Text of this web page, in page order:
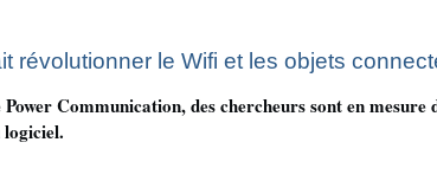
révolutionner le Wifi et les objets
Communication, des chercheurs sont en mesure
logiciel.